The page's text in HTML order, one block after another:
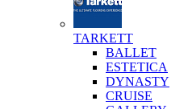
TARKETT
BALLET
ESTETICA
DYNASTY
CRUISE